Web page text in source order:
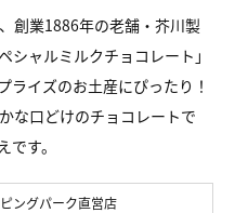
創業1886年の老舗・芥川製
シャルミルクチョコレート」
ライズのお土産にぴったり！
な口どけのチョコレートで
す。
ングパーク直営店